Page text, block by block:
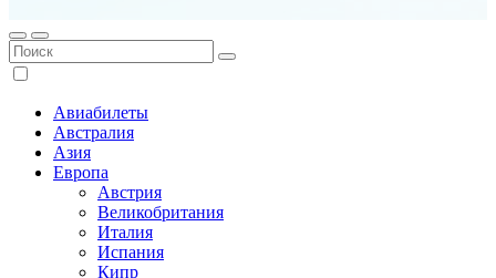
Авиабилеты
Австралия
Азия
Европа
Австрия
Великобритания
Италия
Испания
Кипр